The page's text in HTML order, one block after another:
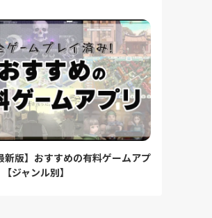
新版】おすすめの有料ゲームアプ
ジャンル別】